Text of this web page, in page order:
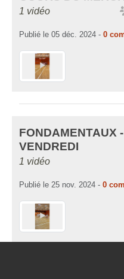
1 vidéo
Publié le 05 déc. 2024 - 0
FONDAMENTAUX
VENDREDI
1 vidéo
Publié le 25 nov. 2024 - 0